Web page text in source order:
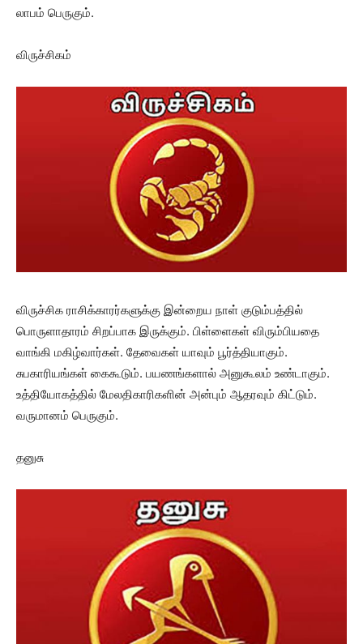
லாபம் பெருகும்.
விருச்சிகம்
விருச்சிக ராசிக்காரர்களுக்கு இன்றைய நாள் குடும்பத்தில்
பொருளாதாரம் சிறப்பாக இருக்கும். பிள்ளைகள் விரும்பியதை
வாங்கி மகிழ்வார்கள். தேவைகள் யாவும் பூர்த்தியாகும்.
சுபகாரியங்கள் கைகூடும். பயணங்களால் அனுகூலம் உண்டாகும்.
உத்தியோகத்தில் மேலதிகாரிகளின் அன்பும் ஆதரவும் கிட்டும்.
வருமானம் பெருகும்.
தனுசு